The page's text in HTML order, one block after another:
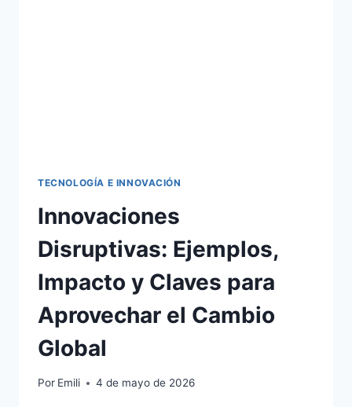
TECNOLOGÍA E INNOVACIÓN
Innovaciones
Disruptivas: Ejemplos,
Impacto y Claves para
Aprovechar el Cambio
Global
Por Emili 4 de mayo de 2026